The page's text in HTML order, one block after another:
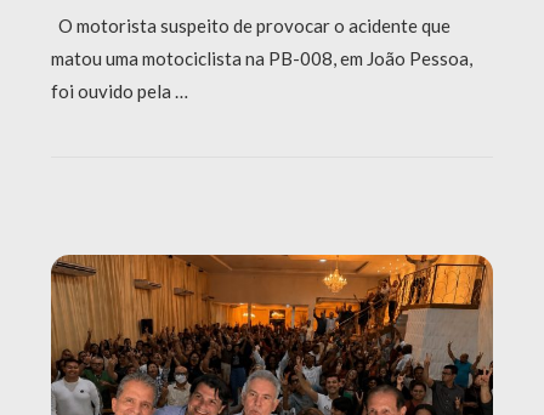
O motorista suspeito de provocar o acidente que
matou uma motociclista na PB-008, em João Pessoa,
foi ouvido pela …